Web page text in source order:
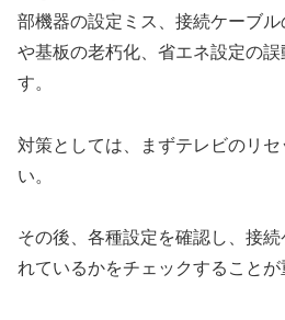
部機器の設定ミス、接続ケーブ
や基板の老朽化、省エネ設定の誤
す。
対策としては、まずテレビのリ
い。
その後、各種設定を確認し、接
れているかをチェックすることが